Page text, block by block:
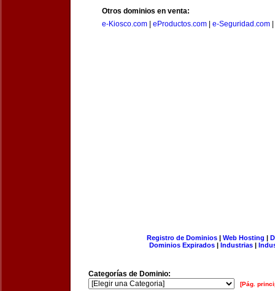
Otros dominios en venta:
e-Kiosco.com
eProductos.com e-Seguridad.com
Registro de Dominios| Web Hosting |
Dominios Expirados | Industrias |
Categorías de Dominio:
[Pág.